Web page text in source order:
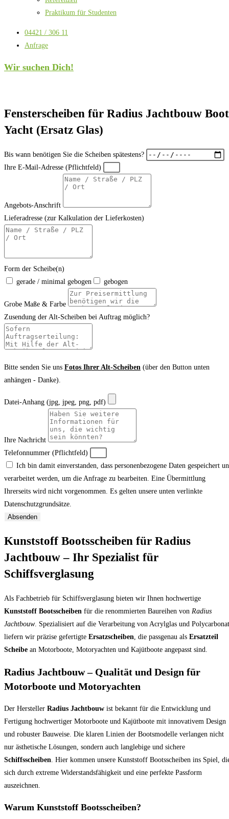
Praktikum für Studenten
04421 / 306 11
Anfrage
Wir suchen Dich!
Fensterscheiben für Radius Jachtbouw Boot
Yacht (Ersatz Glas)
Bis wann benötigen Sie die Scheiben spätestens?
Ihre E-Mail-Adresse (Pflichtfeld)
Angebots-Anschrift
Lieferadresse (zur Kalkulation der Lieferkosten)
Form der Scheibe(n)
gerade / minimal gebogen
gebogen
Grobe Maße & Farbe
Zusendung der Alt-Scheiben bei Auftrag möglich?
Bitte senden Sie uns Fotos Ihrer Alt-Scheiben (über den Button unten
anhängen - Danke).
Datei-Anhang (jpg, jpeg, png, pdf)
Ihre Nachricht
Telefonnummer (Pflichtfeld)
Ich bin damit einverstanden, dass personenbezogene Daten gespeichert
verarbeitet werden, um die Anfrage zu bearbeiten. Eine Übermittlung
Ihrerseits wird nicht vorgenommen. Es gelten unsere unten verlinkte
Datenschutzgrundsätze.
Absenden
Kunststoff Bootsscheiben für Radius
Jachtbouw – Ihr Spezialist für
Schiffsverglasung
Als Fachbetrieb für Schiffsverglasung bieten wir Ihnen hochwertige
Kunststoff Bootsscheiben für die renommierten Baureihen von Radius
Jachtbouw. Spezialisiert auf die Verarbeitung von Acrylglas und
liefern wir präzise gefertigte Ersatzscheiben, die passgenau als Ersatzteil
Scheibe an Motorboote, Motoryachten und Kajütboote angepasst sind.
Radius Jachtbouw – Qualität und Design für
Motorboote und Motoryachten
Der Hersteller Radius Jachtbouw ist bekannt für die Entwicklung und
Fertigung hochwertiger Motorboote und Kajütboote mit innovativem Design
und robuster Bauweise. Die klaren Linien der Bootsmodelle verlangen nicht
nur ästhetische Lösungen, sondern auch langlebige und sichere
Schiffsscheiben . Hier kommen unsere Kunststoff Bootsscheiben ins Spiel,
sich durch extreme Widerstandsfähigkeit und eine perfekte Passform
auszeichnen.
Warum Kunststoff Bootsscheiben?